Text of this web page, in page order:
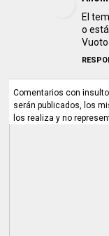
El
o
Comentarios con
serán publicados, los
los realiza y no